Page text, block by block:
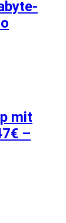
mit
–